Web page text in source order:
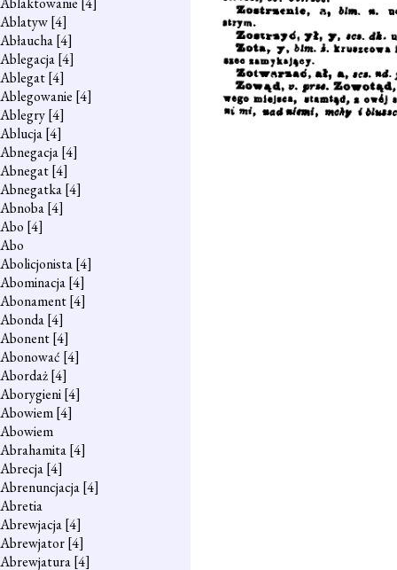
Ablatyw[4]
Abłaucha[4]
Ablegacja[4]
Ablegat[4]
Ablegowanie [4]
Ablegry[4]
Ablucja[4]
Abnegacja[4]
Abnegat[4]
Abnegatka[4]
Abnoba[4]
Abo [4]
Abo
Abolicjonista[4]
Abominacja[4]
Abonament[4]
Abonda[4]
Abonent[4]
Abonować [4]
Abordaż[4]
Aborygieni[4]
Abowiem[4]
Abowiem
Abrahamita[4]
Abrecja[4]
Abrenuncjacja[4]
Abretia
Abrewjacja[4]
Abrewjator[4]
Abrewjatura[4]